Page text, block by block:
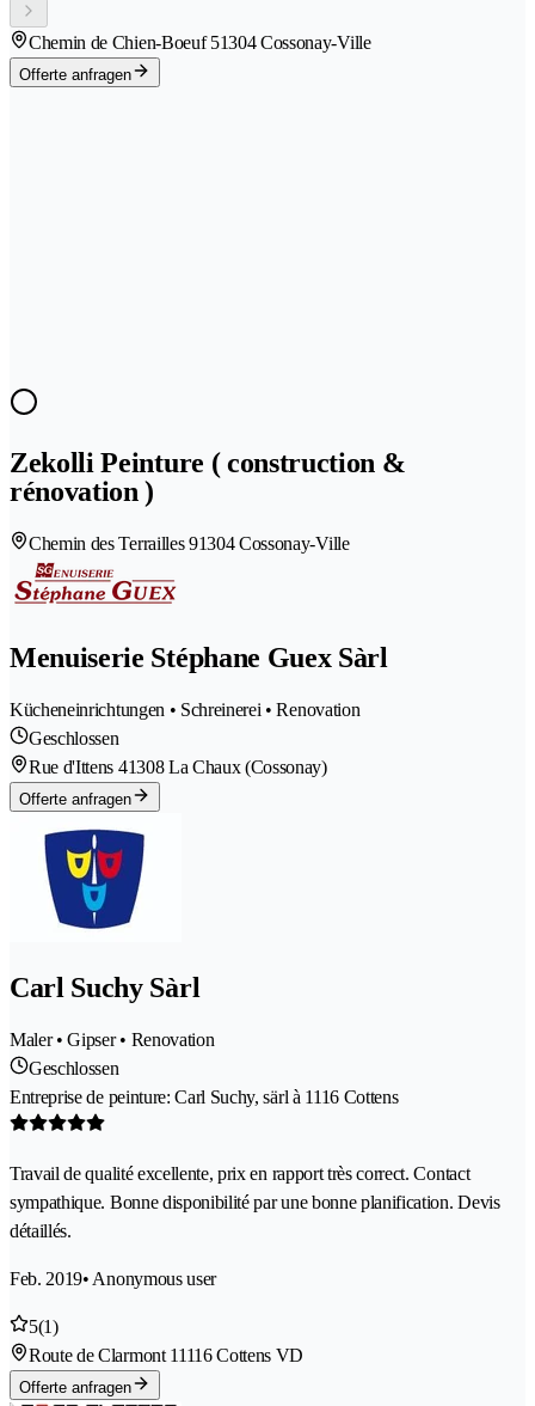
Chemin de Chien-Boeuf 51304 Cossonay-Ville
Offerte anfragen
Zekolli Peinture ( construction &
rénovation )
Chemin des Terrailles 91304 Cossonay-Ville
Menuiserie Stéphane Guex Sàrl
Kücheneinrichtungen • Schreinerei • Renovation
Geschlossen
Rue d'Ittens 41308 La Chaux (Cossonay)
Offerte anfragen
Carl Suchy Sàrl
Maler • Gipser • Renovation
Geschlossen
Entreprise de peinture: Carl Suchy, särl à 1116 Cottens
Travail de qualité excellente, prix en rapport très correct. Contact
sympathique. Bonne disponibilité par une bonne planification. Devis
détaillés.
Feb. 2019• Anonymous user
5(1)
Route de Clarmont 11116 Cottens VD
Offerte anfragen